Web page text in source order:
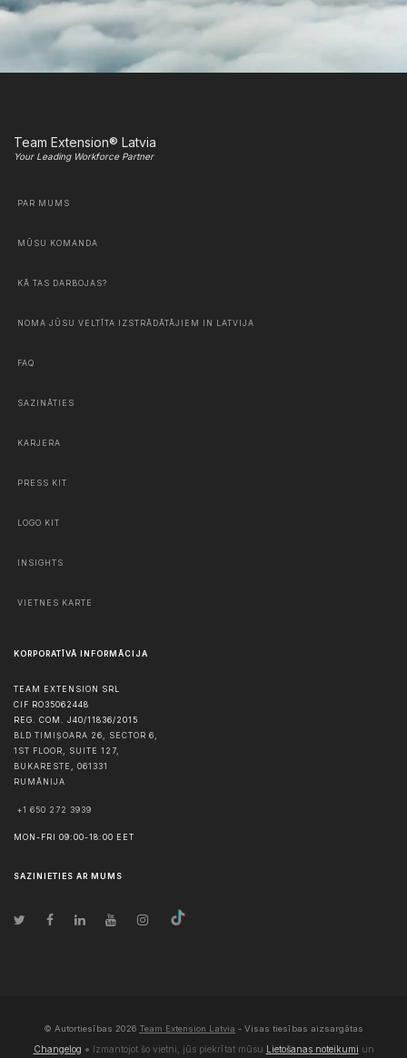
Team Extension® Latvia
Your Leading Workforce Partner
PAR MUMS
MŪSU KOMANDA
KĀ TAS DARBOJAS?
NOMA JŪSU VELTĪTA IZSTRĀDĀTĀJIEM IN LATVIJA
FAQ
SAZINĀTIES
KARJERA
PRESS KIT
LOGO KIT
INSIGHTS
VIETNES KARTE
KORPORATĪVĀ INFORMĀCIJA
TEAM EXTENSION SRL
CIF RO35062448
REG. COM. J40/11836/2015
BLD TIMIȘOARA 26, SECTOR 6,
1ST FLOOR, SUITE 127,
BUKARESTE , 061331
RUMĀNIJA
+1 650 272 3939
MON-FRI 09:00-18:00 EET
SAZINIETIES AR MUMS
© Autortiesības 2026 Team Extension Latvia - Visas tiesības aizsargātas
Changelog ● Izmantojot šo vietni, jūs piekrītat mūsu Lietošanas noteikumi un